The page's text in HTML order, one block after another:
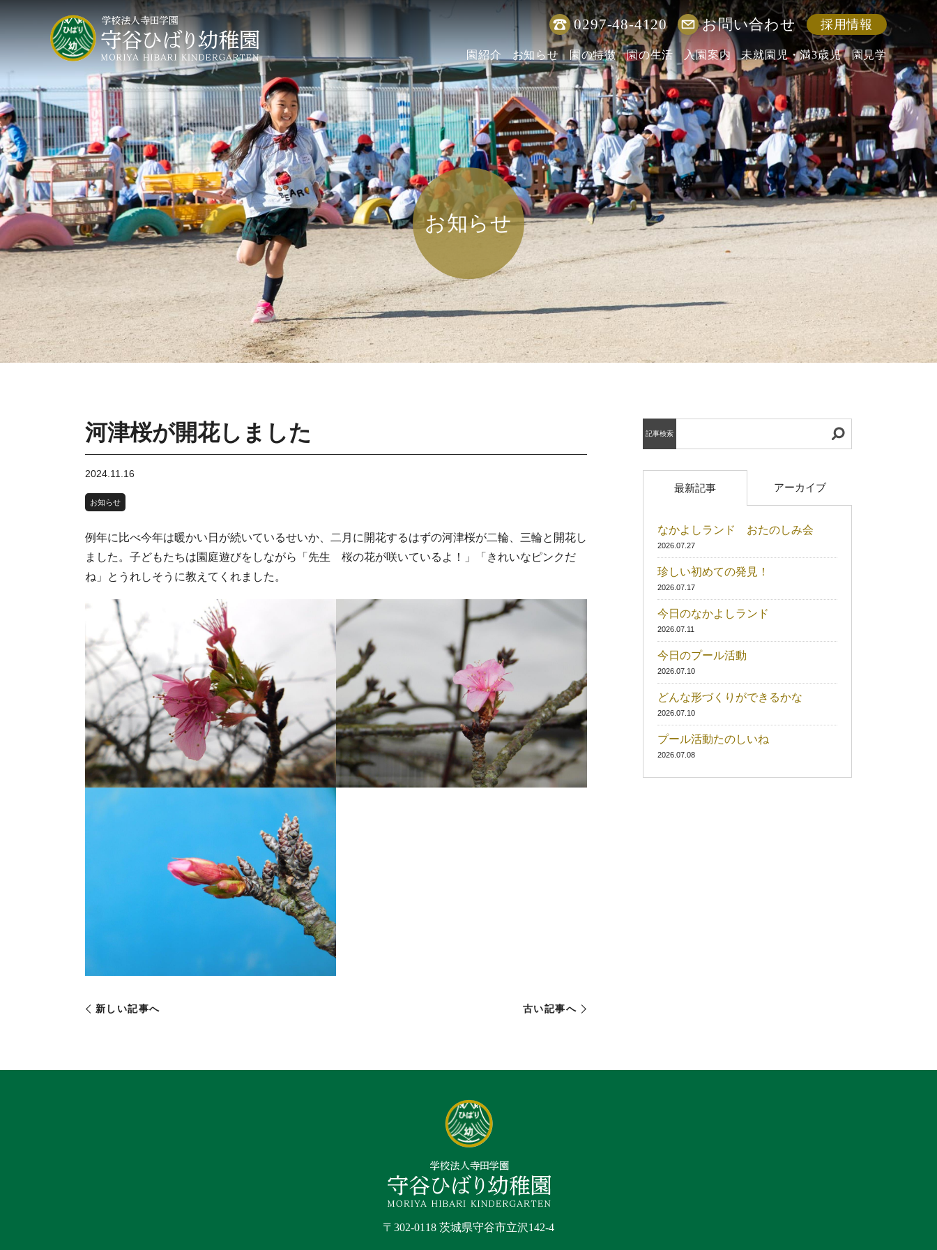
0297-48-4120 お問い合わせ 採用情報
園紹介 お知らせ 園の特徴 園の生活 入園案内 未就園児・満3歳児 園見学
お知らせ
河津桜が開花しました
2024.11.16
お知らせ
例年に比べ今年は暖かい日が続いているせいか、二月に開花するはずの河津桜が二輪、三輪と開花し
ました。子どもたちは園庭遊びをしながら「先生 桜の花が咲いているよ！」「きれいなピンクだ
ね」とうれしそうに教えてくれました。
新しい記事へ 古い記事へ
記事検索
最新記事 アーカイブ
なかよしランド おたのしみ会
2026.07.27
珍しい初めての発見！
2026.07.17
今日のなかよしランド
2026.07.11
今日のプール活動
2026.07.10
どんな形づくりができるかな
2026.07.10
プール活動たのしいね
2026.07.08
〒302-0118 茨城県守谷市立沢142-4